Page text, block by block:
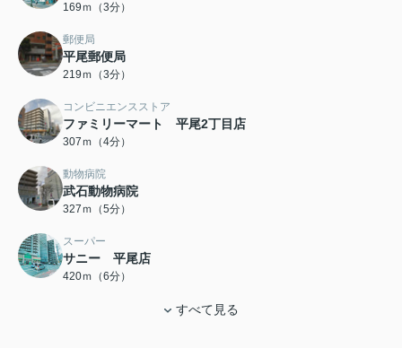
169ｍ（3分）
郵便局
平尾郵便局
219ｍ（3分）
コンビニエンスストア
ファミリーマート 平尾2丁目店
307ｍ（4分）
動物病院
武石動物病院
327ｍ（5分）
スーパー
サニー 平尾店
420ｍ（6分）
すべて見る